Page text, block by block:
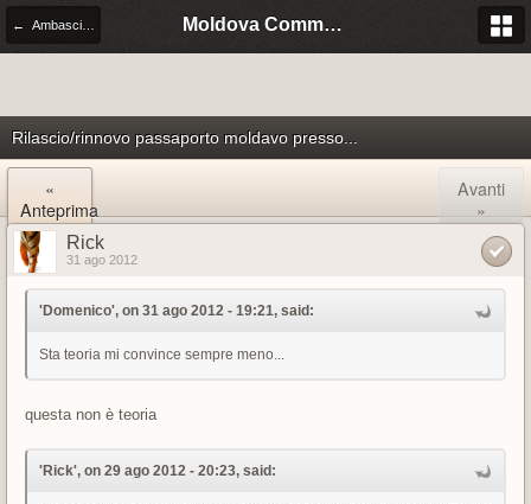
Moldova Community Italia
Rilascio/rinnovo passaporto moldavo presso...
«
Anteprima
Avanti
»
Rick
31 ago 2012
'Domenico', on 31 ago 2012 - 19:21, said:
Sta teoria mi convince sempre meno...
questa non è teoria
'Rick', on 29 ago 2012 - 20:23, said: